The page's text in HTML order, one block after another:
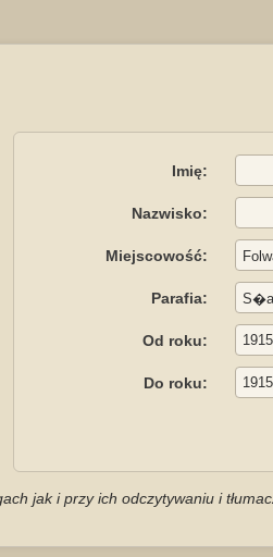
Imię:
Nazwisko:
Miejscowość:
Parafia:
Od roku:
Do roku:
jak i przy ich odczytywaniu i